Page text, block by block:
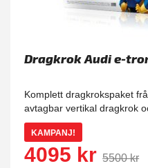
Dragkrok Audi e-
Komplett dragkrokspaket
avtagbar vertikal dragkrok
KAMPANJ!
4095 kr 5500 kr